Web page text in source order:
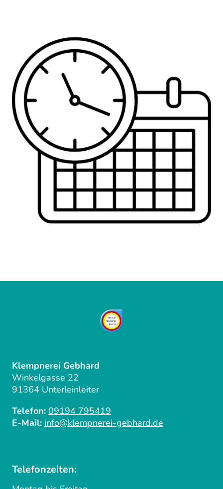
Klempnerei Gebhard
Winkelgasse 22
91364 Unterleinleiter
Telefon: 09194 795419
E-Mail: info@klempnerei-gebhard.de
Telefonzeiten: